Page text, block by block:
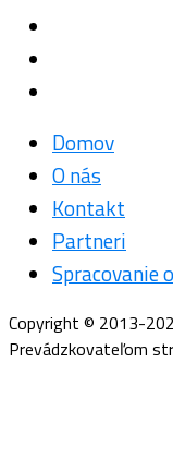
Domov
O nás
Kontakt
Partneri
Spracovanie
Copyright © 2013-
Prevádzkovateľom